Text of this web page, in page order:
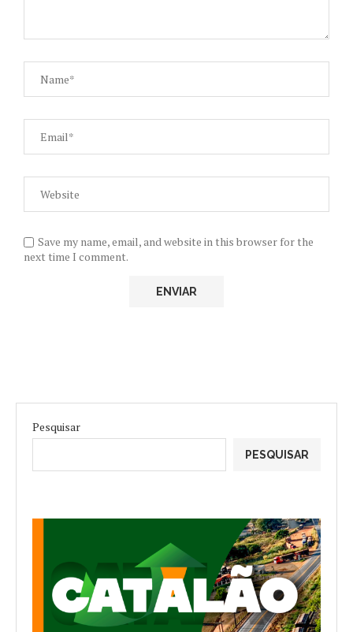
Save my name, email, and website in this browser for the
next time I comment.
Pesquisar
PESQUISAR